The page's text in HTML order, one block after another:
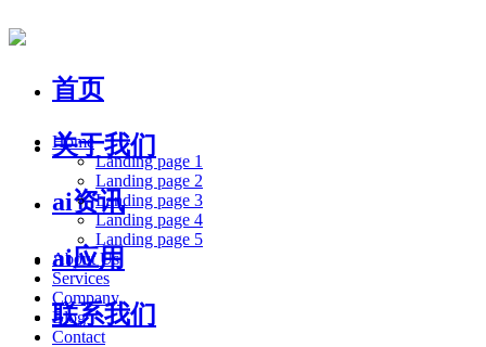
首页
关于我们
ai资讯
ai应用
联系我们
Home
Landing page 1
Landing page 2
Landing page 3
Landing page 4
Landing page 5
About Us
Services
Company
Blog
Contact